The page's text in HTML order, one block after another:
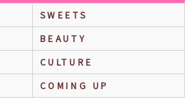
SWEETS
BEAUTY
CULTURE
COMING UP